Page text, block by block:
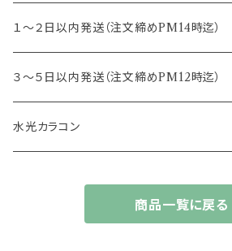
13.4mm
13.5mm
13.6mm
キャンディーマジック
レヴィア
チュチュ
１～２日以内発送（注文締めPM14時迄）
３～５日以内発送（注文締めPM12時迄）
水光カラコン
商品一覧に戻る